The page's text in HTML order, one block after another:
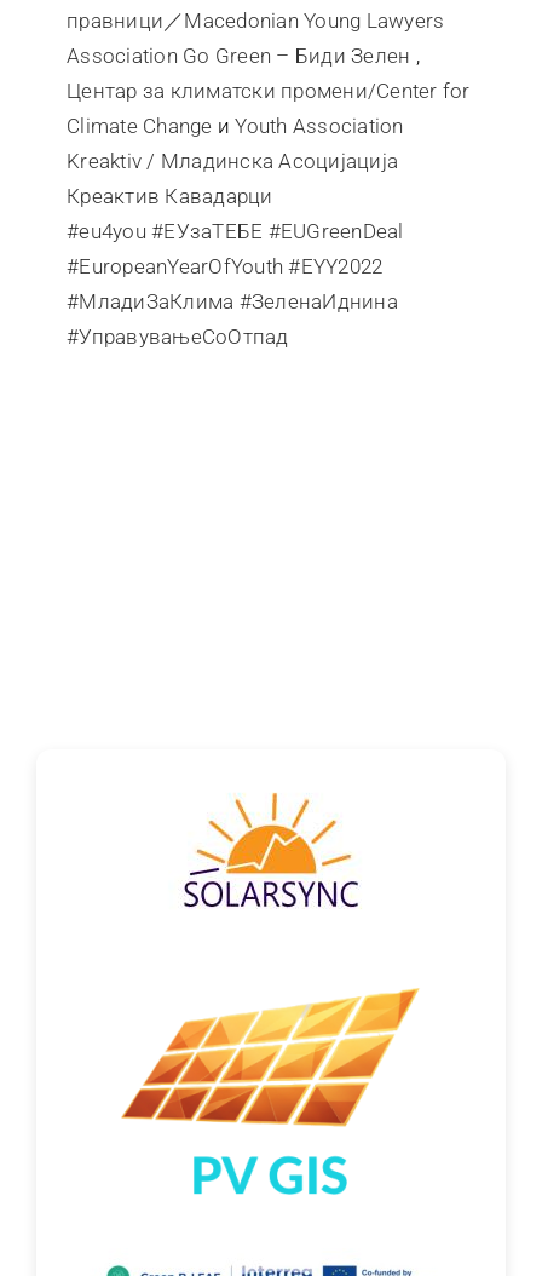
правници／Macedonian Young Lawyers
Association Go Green – Биди Зелен ,
Центар за климатски промени/Center for
Climate Change иYouth Association
Kreaktiv / Младинска Асоцијација
Креактив Кавадарци
#eu4yоu #ЕУзаТЕБЕ #EUGreenDeal
#EuropeanYearOfYouth #EYY2022
#МладиЗаКлима #ЗеленаИднина
#УправувањеСоОтпад